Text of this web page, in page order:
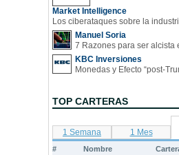
Market Intelligence
Manuel Soria
7 Razones para ser alcista
KBC Inversiones
TOP CARTERAS
1 Semana 1 Mes
# Nombre